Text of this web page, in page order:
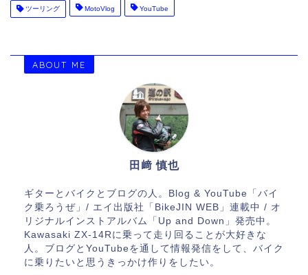
ツーリング MotoVlog YouTube
ABOUT ME
田﨑 慎也
ギターとバイクとブログの人。Blog & YouTube「バイ
ク乗ろうぜ」/ エイ出版社「BikeJIN WEB」連載中 / オ
リジナルインストアルバム「Up and Down」発売中。
Kawasaki ZX-14Rに乗って走り回ることが大好きな
人。ブログとYouTubeを通して情報発信をして、バイク
に乗りたいと思うきっかけ作りをしたい。